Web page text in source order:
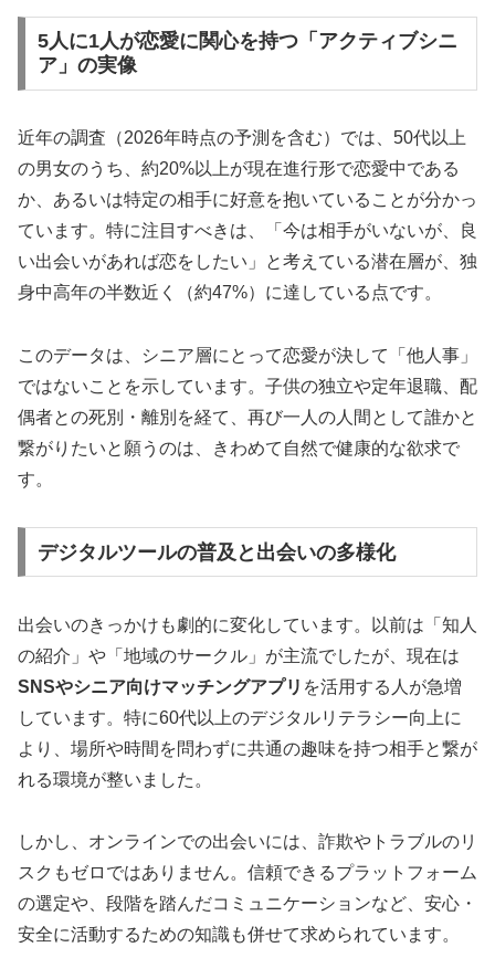
5人に1人が恋愛に関心を持つ「アクティブシニ
ア」の実像
近年の調査（2026年時点の予測を含む）では、50代以上
の男女のうち、約20%以上が現在進行形で恋愛中である
か、あるいは特定の相手に好意を抱いていることが分かっ
ています。特に注目すべきは、「今は相手がいないが、良
い出会いがあれば恋をしたい」と考えている潜在層が、独
身中高年の半数近く（約47%）に達している点です。
このデータは、シニア層にとって恋愛が決して「他人事」
ではないことを示しています。子供の独立や定年退職、配
偶者との死別・離別を経て、再び一人の人間として誰かと
繋がりたいと願うのは、きわめて自然で健康的な欲求で
す。
デジタルツールの普及と出会いの多様化
出会いのきっかけも劇的に変化しています。以前は「知人
の紹介」や「地域のサークル」が主流でしたが、現在は
SNSやシニア向けマッチングアプリ を活用する人が急増
しています。特に60代以上のデジタルリテラシー向上に
より、場所や時間を問わずに共通の趣味を持つ相手と繋が
れる環境が整いました。
しかし、オンラインでの出会いには、詐欺やトラブルのリ
スクもゼロではありません。信頼できるプラットフォーム
の選定や、段階を踏んだコミュニケーションなど、安心・
安全に活動するための知識も併せて求められています。